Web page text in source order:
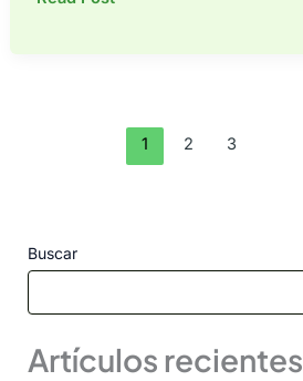
poliisocianurato?
1 2 3
Buscar
Artículos recientes